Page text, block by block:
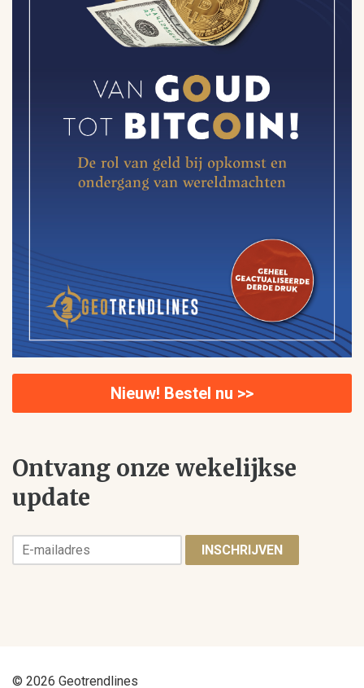
Nieuw! Bestel nu >>
Ontvang onze wekelijkse
update
INSCHRIJVEN
© 2026 Geotrendlines